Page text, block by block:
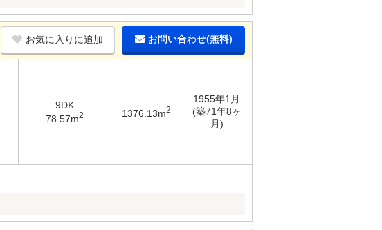
お気に入りに追加 お問い合わせ(無料)
9DK
78.57m2 1376.13m2
1955年1月
(築71年8ヶ
月)